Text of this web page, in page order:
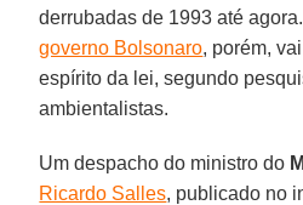
derrubadas de 1993 até
governo Bolsonaro, porém,
espírito da lei, segundo
ambientalistas.
Um despacho do ministro do
Ricardo Salles, publicado no